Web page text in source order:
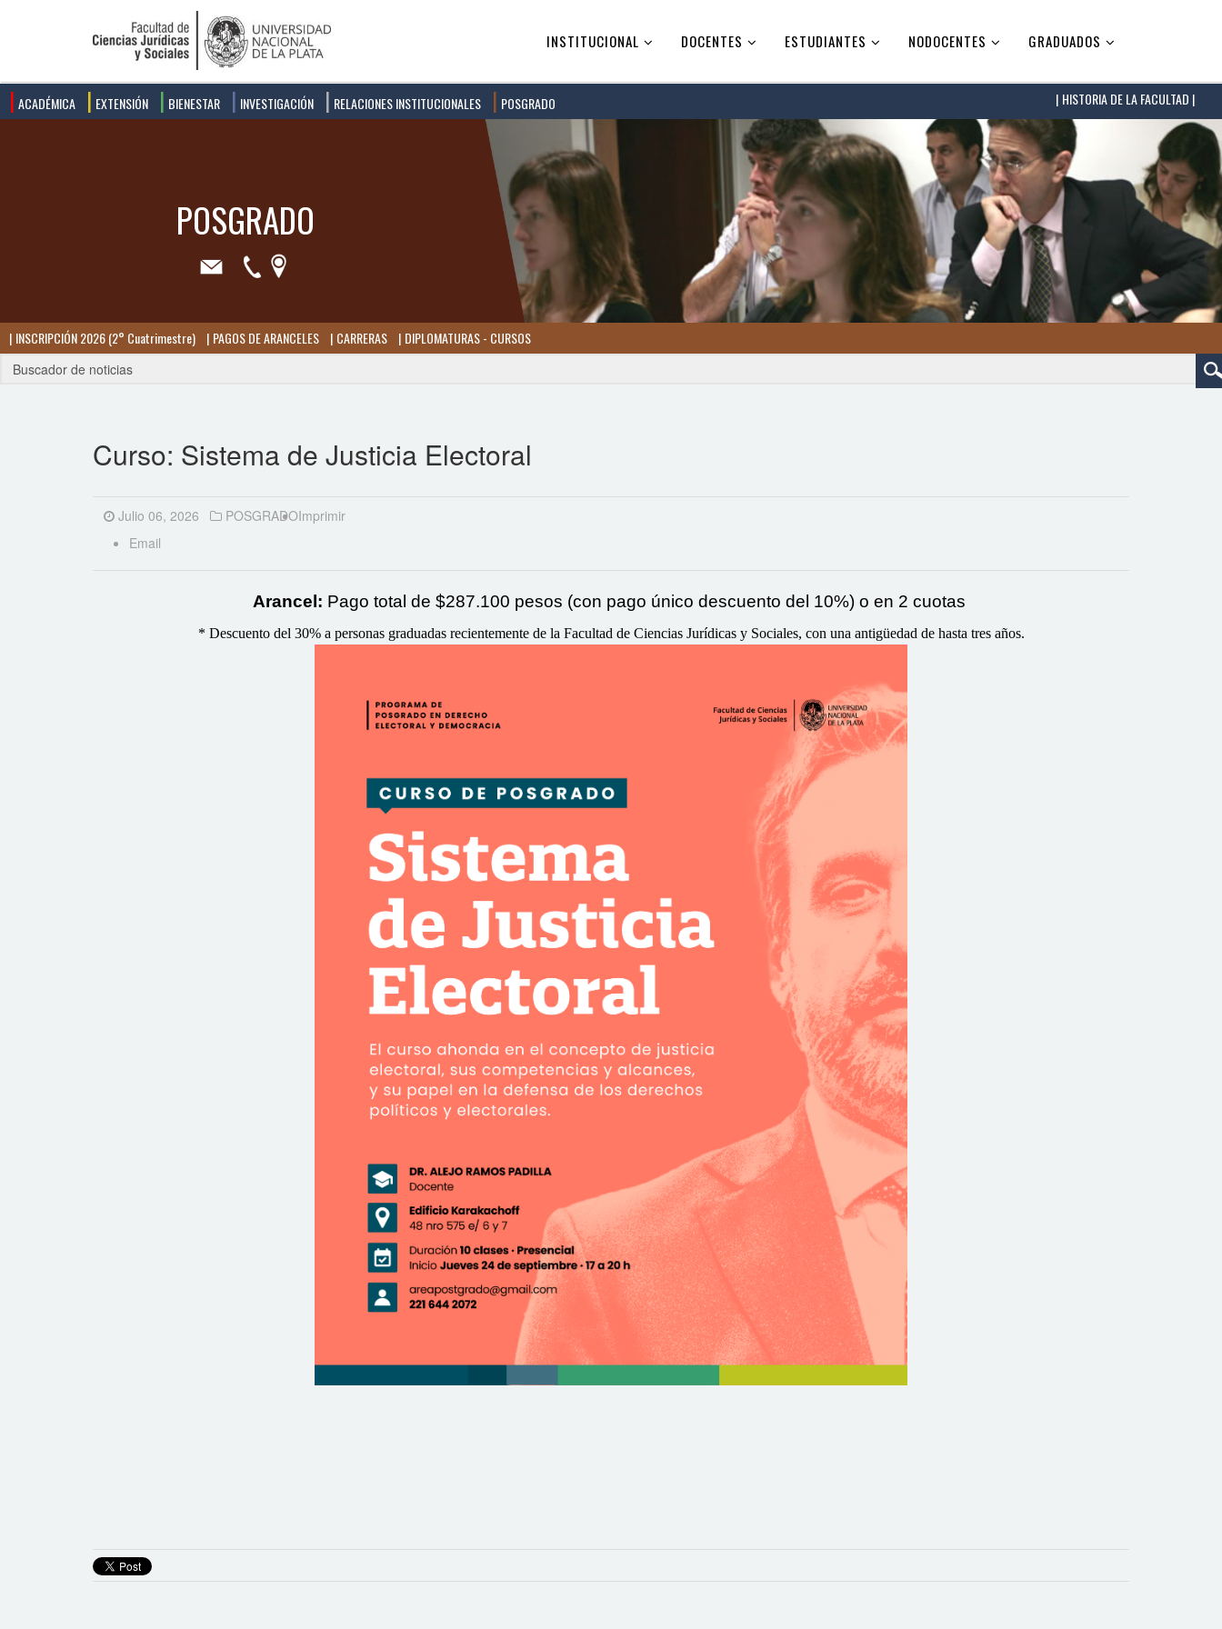
INSTITUCIONAL DOCENTES ESTUDIANTES NODOCENTES GRADUADOS
ACADÉMICA EXTENSIÓN BIENESTAR INVESTIGACIÓN RELACIONES INSTITUCIONALES POSGRADO HISTORIA DE LA FACULTAD |
INSCRIPCIÓN 2026 (2° Cuatrimestre) PAGOS DE ARANCELES CARRERAS DIPLOMATURAS - CURSOS
Curso: Sistema de Justicia Electoral
Julio 06, 2026 POSGRADOImprimir
Email
Arancel: Pago total de $287.100 pesos (con pago único descuento del 10%) o en 2 cuotas
* Descuento del 30% a personas graduadas recientemente de la Facultad de Ciencias Jurídicas y Sociales, con una antigüedad de hasta tres años.